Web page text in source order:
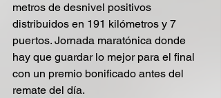
metros de desnivel positivos
distribuidos en 191 kilómetros y 7
puertos. Jornada maratónica donde
hay que guardar lo mejor para el final
con un premio bonificado antes del
remate del día.